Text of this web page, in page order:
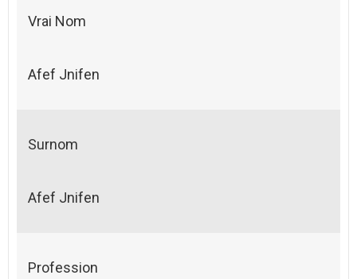
Vrai Nom
Afef Jnifen
Surnom
Afef Jnifen
Profession